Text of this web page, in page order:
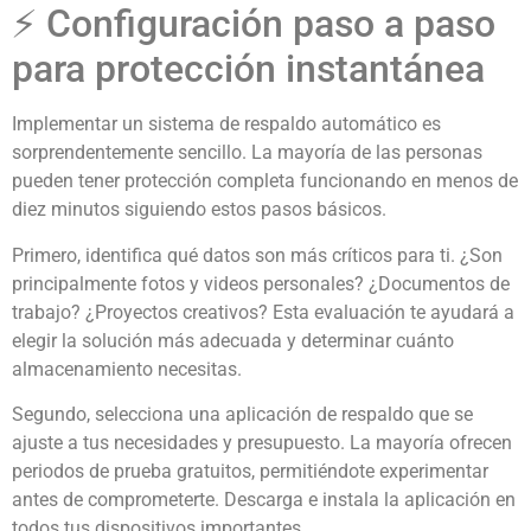
⚡ Configuración paso a paso
para protección instantánea
Implementar un sistema de respaldo automático es
sorprendentemente sencillo. La mayoría de las personas
pueden tener protección completa funcionando en menos de
diez minutos siguiendo estos pasos básicos.
Primero, identifica qué datos son más críticos para ti. ¿Son
principalmente fotos y videos personales? ¿Documentos de
trabajo? ¿Proyectos creativos? Esta evaluación te ayudará a
elegir la solución más adecuada y determinar cuánto
almacenamiento necesitas.
Segundo, selecciona una aplicación de respaldo que se
ajuste a tus necesidades y presupuesto. La mayoría ofrecen
periodos de prueba gratuitos, permitiéndote experimentar
antes de comprometerte. Descarga e instala la aplicación en